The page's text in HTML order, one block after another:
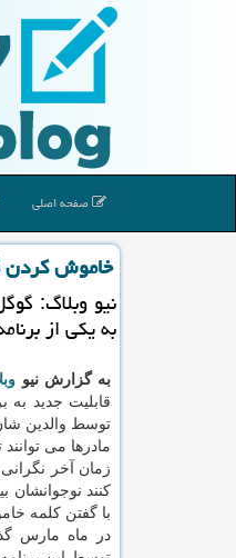
صفحه اصلی
خاموش كردن
نیو وبلاگ:
به یكی از
به گزارش نیو
توسط والدین
مادرها می
زمان آخر
كنند نوجوانشان
با گفتن كلمه
در ماه مارس